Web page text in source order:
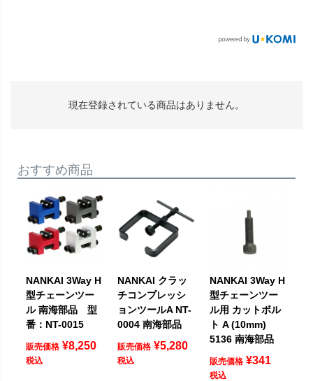
現在登録されている商品はありません。
おすすめ商品
NANKAI 3Way H
型チェーンツー
ル 南海部品 型
番：NT-0015
販売価格 ¥8,250
税込
NANKAI クラッ
チコンプレッシ
ョンツールA NT-
0004 南海部品
販売価格 ¥5,280
税込
NANKAI 3Way H
型チェーンツー
ル用 カットボル
ト A (10mm)
5136 南海部品
販売価格 ¥341
税込